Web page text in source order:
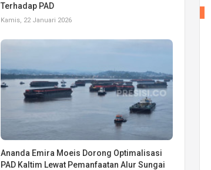
Terhadap PAD
Kamis, 22 Januari 2026
Ananda Emira Moeis Dorong Optimalisasi
PAD Kaltim Lewat Pemanfaatan Alur Sungai